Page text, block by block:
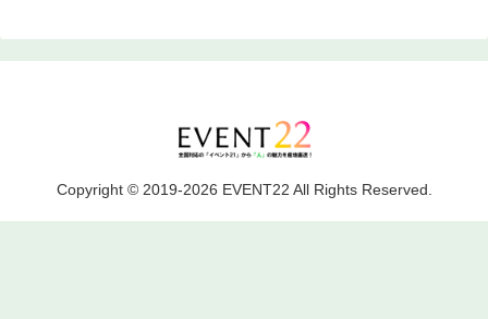
Copyright © 2019-2026 EVENT22 All Rights Reserved.